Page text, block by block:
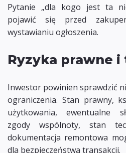
Pytanie „dla kogo jest ta
pojawić się przed
wystawianiu ogłoszenia.
Ryzyka prawne
Inwestor powinien sprawdzić
ograniczenia. Stan prawny,
użytkowania, ewentualne
zgody wspólnoty, stan
dokumentacja remontowa
dla bezpieczeństwa transakcji.